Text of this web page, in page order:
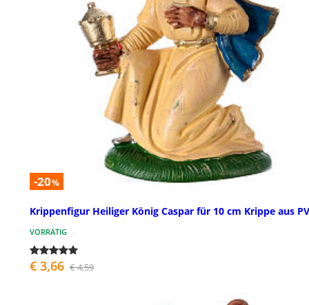
-20%
Krippenfigur Heiliger König Caspar für 10 cm Krippe aus
VORRÄTIG
€ 3,66 € 4,59